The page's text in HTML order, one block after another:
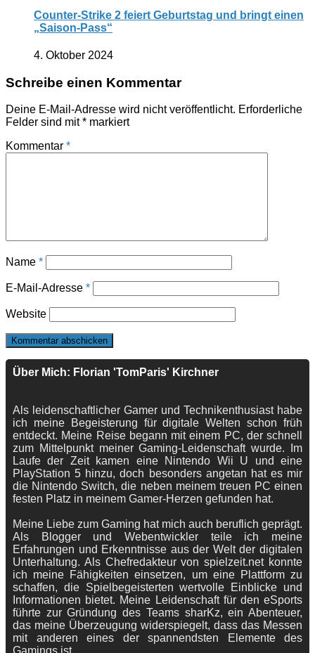
Counter-Strike 2 feiert Geburtstag und bringt einen
„Saison-Pass“
4. Oktober 2024
Schreibe einen Kommentar
Deine E-Mail-Adresse wird nicht veröffentlicht. Erforderliche
Felder sind mit* markiert
Kommentar *
Name *
E-Mail-Adresse *
Website
Über Mich: Florian 'TomParis' Kirchner
Als leidenschaftlicher Gamer und Technikenthusiast habe
ich meine Begeisterung für digitale Welten schon früh
entdeckt. Meine Reise begann mit einem PC, der schnell
zum Mittelpunkt meiner Gaming-Leidenschaft wurde. Im
Laufe der Zeit kamen eine Nintendo Wii U und eine
PlayStation 5 hinzu, doch besonders angetan hat es mir
die Nintendo Switch, die neben meinem treuen PC einen
festen Platz in meinem Gamer-Herzen gefunden hat.
Meine Liebe zum Gaming hat mich auch beruflich geprägt.
Als Blogger und Webentwickler teile ich meine
Erfahrungen und Erkenntnisse aus der Welt der digitalen
Unterhaltung. Als Chefredakteur von spielzeit.net konnte
ich meine Fähigkeiten einsetzen, um eine Plattform zu
schaffen, die Spielbegeisterten wertvolle Einblicke und
Informationen bietet. Meine Leidenschaft für den eSports
führte zur Gründung des Teams sharKz, ein Abenteuer,
das meine Überzeugung widerspiegelt, dass das Messen
mit anderen eines der spannendsten Elemente des